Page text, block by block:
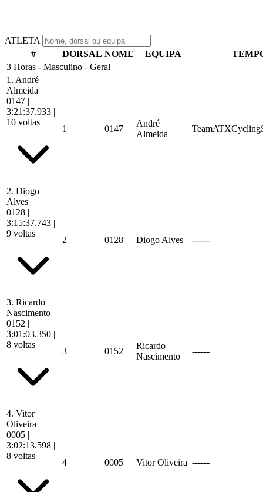
ATLETA
#
DORSAL NOME EQUIPA
3 Horas - Masculino - Geral
1. André
Almeida
0147 |
3:21:37.933 |
10 voltas
1 0147
André
Almeida
2. Diogo
Alves
0128 |
3:15:37.743 |
9 voltas
2 0128 Diogo Alves ------
3. Ricardo
Nascimento
0152 |
3:01:03.350 |
8 voltas
3 0152
Ricardo
Nascimento
------
4. Vitor
Oliveira
0005 |
3:02:13.598 |
8 voltas
4 0005 Vitor Oliveira ------